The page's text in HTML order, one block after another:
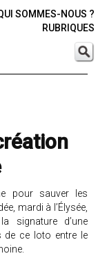
SOMMES-NOUS ?
RUBRIQUES
pour sauver les
mardi à l’Élysée,
signature d’une
de ce loto entre le